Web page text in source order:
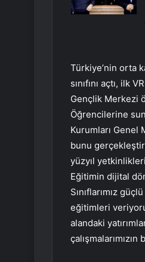
Türkiye’nin orta
sınıfını açtı, ilk
Gençlik Merkezi
Öğrencilerine
Kurumları Genel
bunu
yüzyıl
Eğitimin dijital
Sınıflarımız
eğitimleri
alandaki